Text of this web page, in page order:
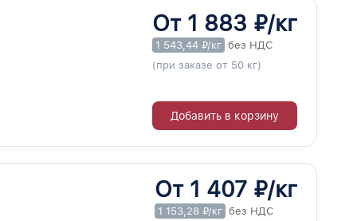
От 1 883 ₽/кг
1 543,44 ₽/кг без НДС
(при заказе от 50 кг)
Добавить в корзину
От 1 407 ₽/кг
1 153,28 ₽/кг без НДС